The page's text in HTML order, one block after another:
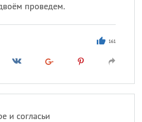
проведем.
161
и согласьи